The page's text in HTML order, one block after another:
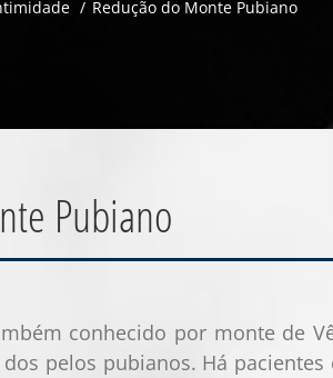
/ Redução do Monte Pubiano
Pubiano
conhecido por monte de
pelos pubianos. Há